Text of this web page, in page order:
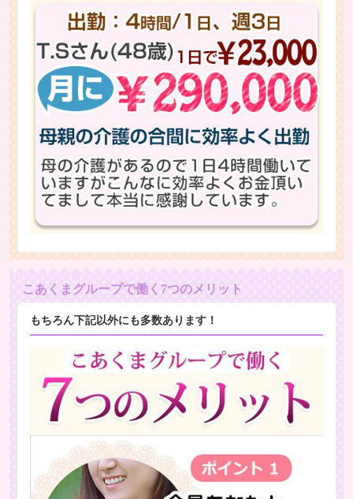
こあくまグループで働く7つのメリット
もちろん下記以外にも多数あります！